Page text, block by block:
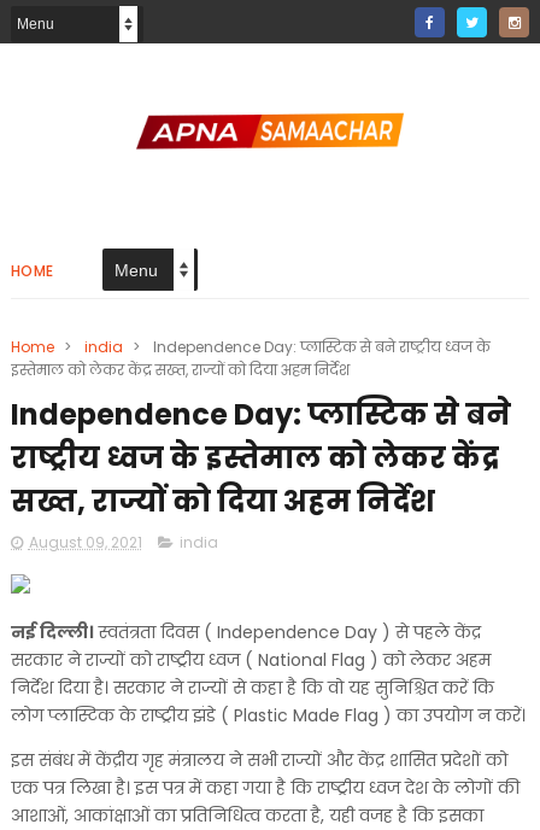
HOME
Home > india >
Independence Day: प्लास्टिक से बने राष्ट्रीय ध्वज के
इस्तेमाल को लेकर केंद्र सख्त, राज्यों को दिया अहम निर्देश
Independence Day: प्लास्टिक से बने
राष्ट्रीय ध्वज के इस्तेमाल को लेकर केंद्र
सख्त, राज्यों को दिया अहम निर्देश
August 09, 2021 india
नई दिल्ली।स्वतंत्रता दिवस ( Independence Day ) से पहले केंद्र
सरकार ने राज्यों को राष्ट्रीय ध्वज ( National Flag ) को लेकर अहम
निर्देश दिया है। सरकार ने राज्यों से कहा है कि वो यह सुनिश्चित करें कि
लोग प्लास्टिक के राष्ट्रीय झंडे ( Plastic Made Flag ) का उपयोग न करें।
इस संबंध में केंद्रीय गृह मंत्रालय ने सभी राज्यों और केंद्र शासित प्रदेशों को
एक पत्र लिखा है। इस पत्र में कहा गया है कि राष्ट्रीय ध्वज देश के लोगों की
आशाओं, आकांक्षाओं का प्रतिनिधित्व करता है, यही वजह है कि इसका